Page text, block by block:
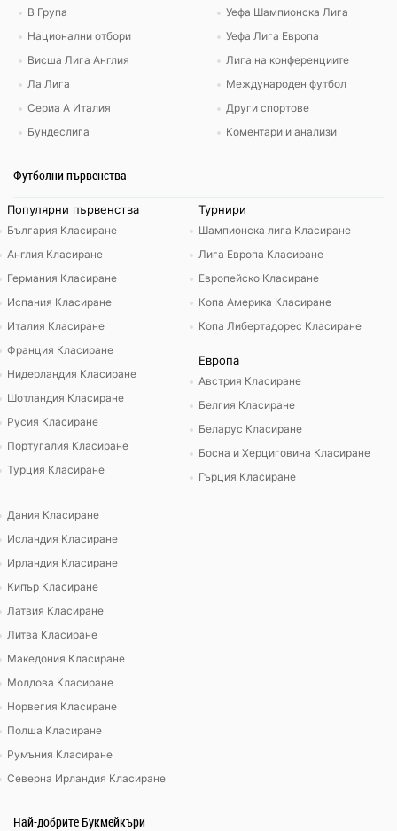
В Група
Национални отбори
Висша Лига Англия
Ла Лига
Сериа А Италия
Бундеслига
Уефа Шампионска Лига
Уефа Лига Европа
Лига на конференциите
Международен футбол
Други спортове
Коментари и анализи
Футболни първенства
Популярни първенства
България Класиране
Англия Класиране
Германия Класиране
Испания Класиране
Италия Класиране
Франция Класиране
Нидерландия Класиране
Шотландия Класиране
Русия Класиране
Португалия Класиране
Турция Класиране
Турнири
Шампионска лига Класиране
Лига Европа Класиране
Европейско Класиране
Копа Америка Класиране
Копа Либертадорес Класиране
Европа
Австрия Класиране
Белгия Класиране
Беларус Класиране
Босна и Херциговина Класиране
Гърция Класиране
Дания Класиране
Исландия Класиране
Ирландия Класиране
Кипър Класиране
Латвия Класиране
Литва Класиране
Македония Класиране
Молдова Класиране
Норвегия Класиране
Полша Класиране
Румъния Класиране
Северна Ирландия Класиране
Най-добрите Букмейкъри